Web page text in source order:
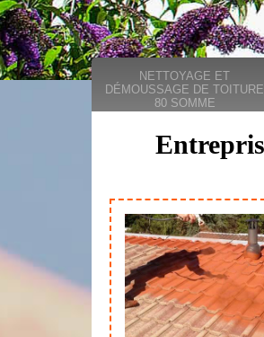
NETTOYAGE ET
DÉMOUSSAGE DE TOITURE
80 SOMME